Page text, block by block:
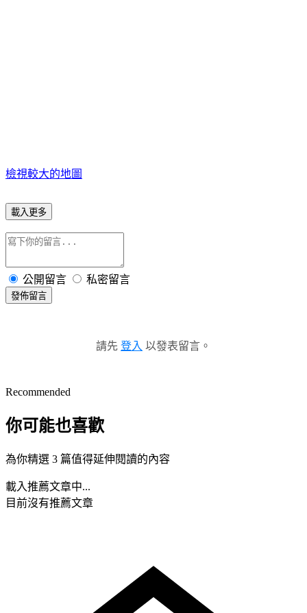
檢視較大的地圖
載入更多
公開留言 私密留言
發佈留言
請先 登入 以發表留言。
Recommended
你可能也喜歡
為你精選 3 篇值得延伸閱讀的內容
載入推薦文章中...
目前沒有推薦文章